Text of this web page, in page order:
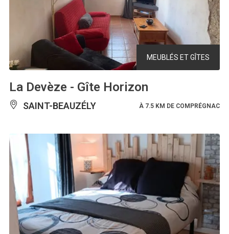
MEUBLÉS ET GÎTES
La Devèze - Gîte Horizon
SAINT-BEAUZÉLY À 7.5 KM DE COMPRÉGNAC